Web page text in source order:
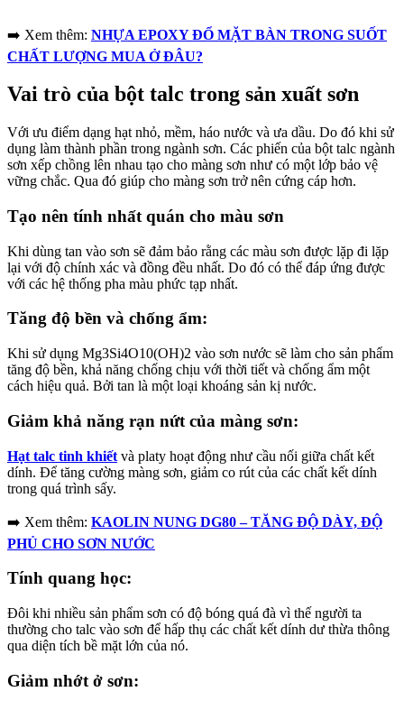
➡️ Xem thêm: NHỰA EPOXY ĐỔ MẶT BÀN TRONG SUỐT
CHẤT LƯỢNG MUA Ở ĐÂU?
Vai trò của bột talc trong sản xuất sơn
Với ưu điểm dạng hạt nhỏ, mềm, háo nước và ưa dầu. Do đó khi sử
dụng làm thành phần trong ngành sơn. Các phiến của bột talc ngành
sơn xếp chồng lên nhau tạo cho màng sơn như có một lớp bảo vệ
vững chắc. Qua đó giúp cho màng sơn trở nên cứng cáp hơn.
Tạo nên tính nhất quán cho màu sơn
Khi dùng tan vào sơn sẽ đảm bảo rằng các màu sơn được lặp đi lặp
lại với độ chính xác và đồng đều nhất. Do đó có thể đáp ứng được
với các hệ thống pha màu phức tạp nhất.
Tăng độ bền và chống ẩm:
Khi sử dụng Mg3Si4O10(OH)2 vào sơn nước sẽ làm cho sản phẩm
tăng độ bền, khả năng chống chịu với thời tiết và chống ẩm một
cách hiệu quả. Bởi tan là một loại khoáng sản kị nước.
Giảm khả năng rạn nứt của màng sơn:
Hạt talc tinh khiết và platy hoạt động như cầu nối giữa chất kết
dính. Để tăng cường màng sơn, giảm co rút của các chất kết dính
trong quá trình sấy.
➡️ Xem thêm: KAOLIN NUNG DG80 – TĂNG ĐỘ DÀY, ĐỘ
PHỦ CHO SƠN NƯỚC
Tính quang học:
Đôi khi nhiều sản phẩm sơn có độ bóng quá đà vì thế người ta
thường cho talc vào sơn để hấp thụ các chất kết dính dư thừa thông
qua diện tích bề mặt lớn của nó.
Giảm nhớt ở sơn: